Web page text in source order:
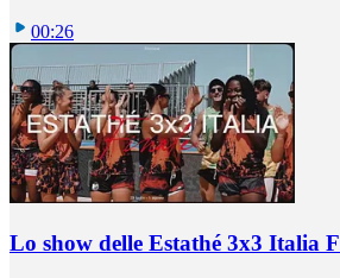
00:26
Lo show delle Estathé 3x3 Italia